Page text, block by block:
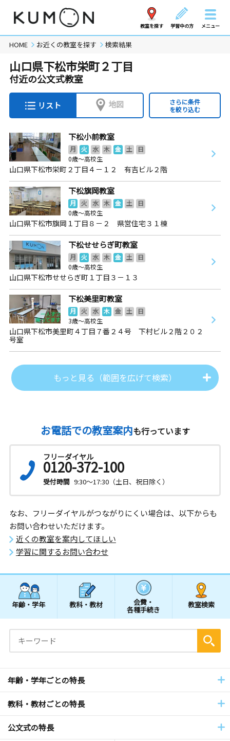
教室を探す 学習中の方 メニュー
HOME お近くの教室を探す 検索結果
山口県下松市栄町２丁目
付近の公文式教室
リスト 地図
さらに条件
を絞り込む
下松小前教室
月 火 水 木 金 土
日
0歳～高校生
山口県下松市栄町２丁目４－１２ 有吉ビル２階
下松旗岡教室
月 火 水 木 金 土
日
0歳～高校生
山口県下松市旗岡１丁目８－２ 県営住宅３１棟
下松せせらぎ町教室
月 火 水 木 金 土
日
0歳～高校生
山口県下松市せせらぎ町１丁目３－１３
下松美里町教室
月 火 水 木 金 土
日
3歳～高校生
山口県下松市美里町４丁目７番２４号 下村ビル２階２０２
号室
もっと見る（範囲を広げて検索）
お電話での教室案内も行っています
フリーダイヤル
0120-372-100
受付時間 9:30～17:30（土日、祝日除く）
なお、フリーダイヤルがつながりにくい場合は、以下からも
お問い合わせいただけます。
近くの教室を案内してほしい
学習に関するお問い合わせ
年齢・学年 教科・教材 会費・
各種手続き
教室検索
年齢・学年ごとの特長
教科・教材ごとの特長
公文式の特長